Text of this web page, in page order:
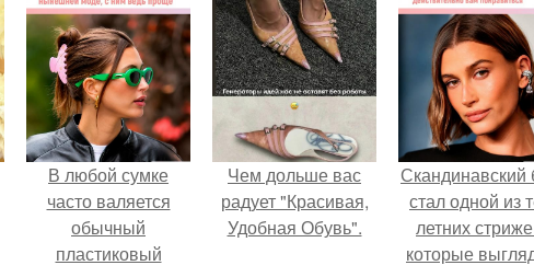
В любой сумке
часто валяется
обычный
пластиковый
Чем дольше вас
радует "Красивая,
Удобная Обувь".
Скандинавский
стал одной из
летних
которые